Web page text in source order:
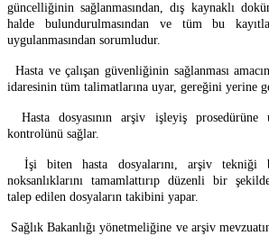
güncelliğinin sağlanmasından, dış kaynaklı
halde bulundurulmasından ve tüm bu
uygulanmasından sorumludur.
Hasta ve çalışan güvenliğinin sağlanması
idaresinin tüm talimatlarına uyar, gereğini yerine
Hasta dosyasının arşiv işleyiş
kontrolünü sağlar.
İşi biten hasta dosyalarını, arşiv tekniği
noksanlıklarını tamamlattırıp düzenli bir
talep edilen dosyaların takibini yapar.
Sağlık Bakanlığı yönetmeliğine ve arşiv